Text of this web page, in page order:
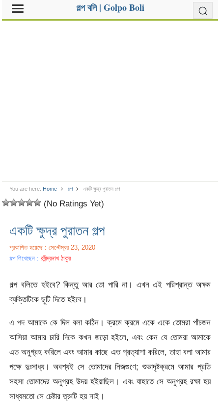
গল্প বলি | Golpo Boli
You are here: Home গল্প একটি ক্ষুদ্র পুরাতন গল্প
(No Ratings Yet)
একটি ক্ষুদ্র পুরাতন গল্প
প্রকাশিত হয়েছে : সেপ্টেম্বর 23, 2020
গল্প লিখেছেন :রবীন্দ্রনাথ ঠাকুর
গল্প বলিতে হইবে? কিন্তু আর তো পারি না। এখন এই পরিশ্রান্ত অক্ষম
ব্যক্তিটিকে ছুটি দিতে হইবে।
এ পদ আমাকে কে দিল বলা কঠিন। ক্রমে ক্রমে একে একে তোমরা পাঁচজন
আসিয়া আমার চারি দিকে কখন জড়ো হইলে, এবং কেন যে তোমরা আমাকে
এত অনুগ্রহ করিলে এবং আমার কাছে এত প্রত্যাশা করিলে, তাহা বলা আমার
পক্ষে দুঃসাধ্য। অবশ্যই সে তোমাদের নিজগুণে; শুভাদৃষ্টক্রমে আমার প্রতি
সহসা তোমাদের অনুগ্রহ উদয় হইয়াছিল। এবং যাহাতে সে অনুগ্রহ রক্ষা হয়
সাধ্যমতো সে চেষ্টার ত্রুটি হয় নাই।